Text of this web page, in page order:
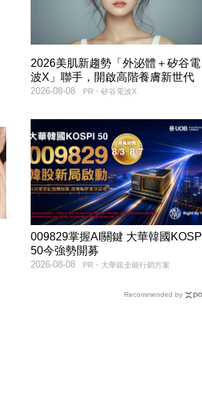
2026美肌新趨勢「外泌體＋矽谷電
波X」聯手，開啟高階養膚新世代
PR・矽谷電波X
2026-08-08
009829掌握AI關鍵 大華韓國KOSPI
50今強勢開募
PR・大華銀全能行銷方案
2026-08-08
Recommended by